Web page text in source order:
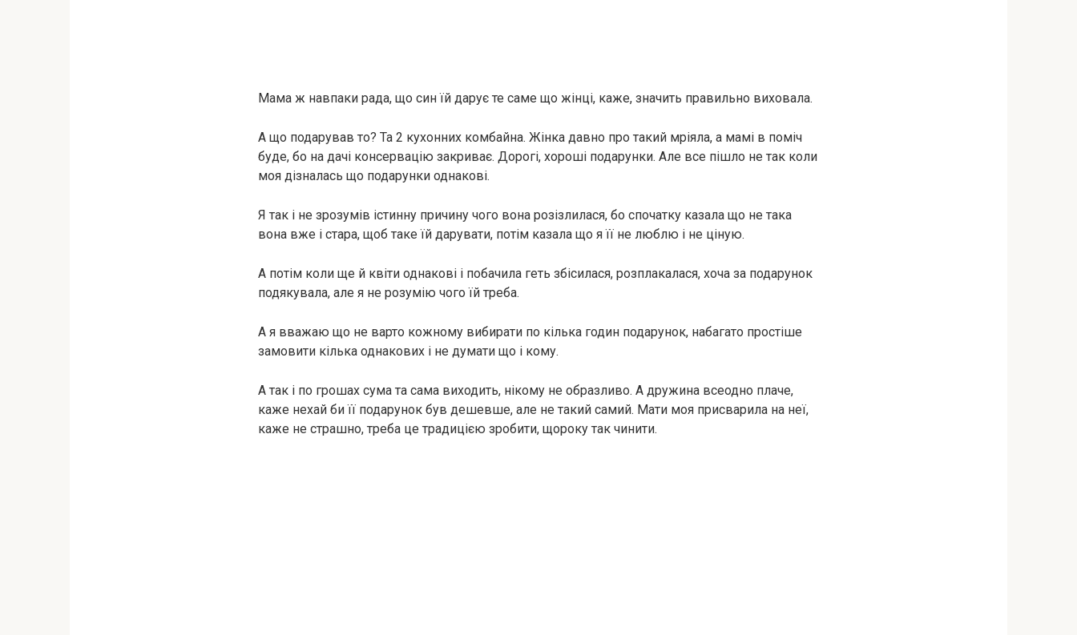
Мама ж навпаки рада, що син їй дарує те саме що жінці, каже, значить правильно виховала.
А що подарував то? Та 2 кухонних комбайна. Жінка давно про такий мріяла, а мамі в поміч
буде, бо на дачі консервацію закриває. Дорогі, хороші подарунки. Але все пішло не так коли
моя дізналась що подарунки однакові.
Я так і не зрозумів істинну причину чого вона розізлилася, бо спочатку казала що не така
вона вже і стара, щоб таке їй дарувати, потім казала що я її не люблю і не ціную.
А потім коли ще й квіти однакові і побачила геть збісилася, розплакалася, хоча за подарунок
подякувала, але я не розумію чого їй треба.
А я вважаю що не варто кожному вибирати по кілька годин подарунок, набагато простіше
замовити кілька однакових і не думати що і кому.
А так і по грошах сума та сама виходить, нікому не образливо. А дружина всеодно плаче,
каже нехай би її подарунок був дешевше, але не такий самий. Мати моя присварила на неї,
каже не страшно, треба це традицією зробити, щороку так чинити.